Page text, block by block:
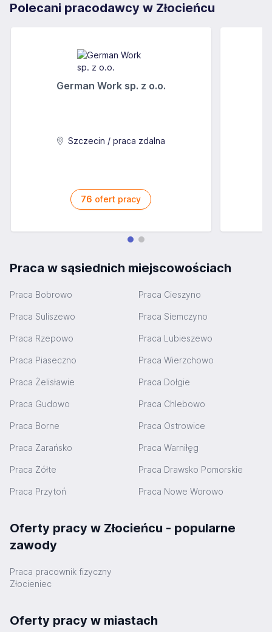
Polecani pracodawcy w Złocieńcu
German Work sp. z o.o.
Szczecin / praca zdalna
76 ofert pracy
Praca w sąsiednich miejscowościach
Praca Bobrowo Praca Cieszyno
Praca Suliszewo Praca Siemczyno
Praca Rzepowo Praca Lubieszewo
Praca Piaseczno Praca Wierzchowo
Praca Żelisławie Praca Dołgie
Praca Gudowo Praca Chlebowo
Praca Borne Praca Ostrowice
Praca Zarańsko Praca Warniłęg
Praca Żółte Praca Drawsko Pomorskie
Praca Przytoń Praca Nowe Worowo
Oferty pracy w Złocieńcu - popularne
zawody
Praca pracownik fizyczny
Złocieniec
Oferty pracy w miastach